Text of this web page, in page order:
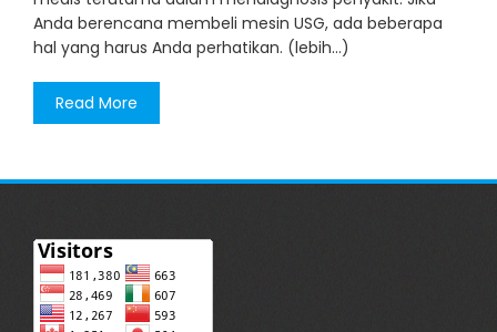
Anda berencana membeli mesin USG, ada beberapa
hal yang harus Anda perhatikan. (lebih…)
Read More